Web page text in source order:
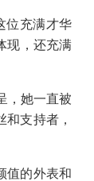
位充满才华
现，还充满
，她一直被
支持者，
值的外表和